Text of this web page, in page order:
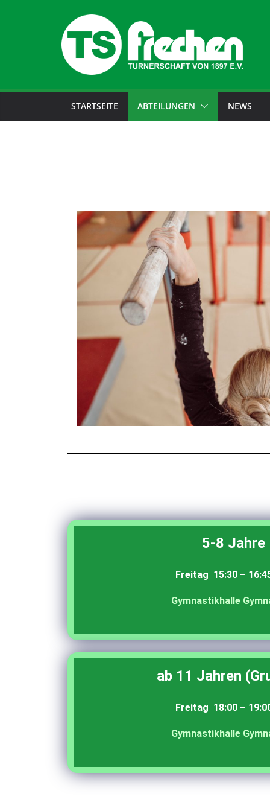
STARTSEITE ABTEILUNGEN NEWS
5-8 Jahre
Freitag 15:30 –
Gymnastikhalle
ab 11 Jahren
Freitag 18:00 –
Gymnastikhalle